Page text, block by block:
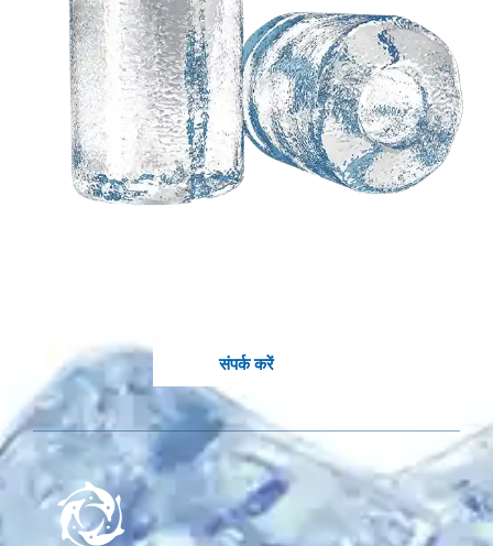
आपके विचारों के आधार पर एक
संपर्क करें